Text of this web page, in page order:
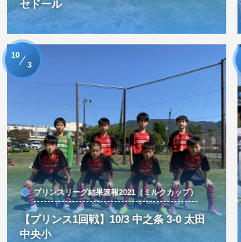
セドール
プリンスリーグ結果速報2021（ミルクカップ）
【プリンス1回戦】10/3 中之条 3-0 太田
中央小
10
3